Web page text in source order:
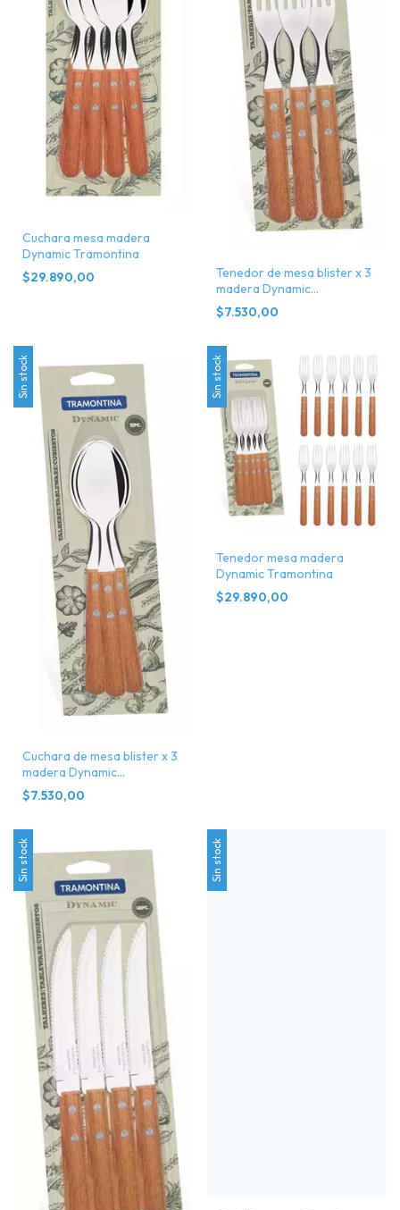
Cuchara mesa madera
Dynamic Tramontina
$29.890,00
Tenedor de mesa blister x 3
madera Dynamic
Tramontina
$7.530,00
Sin stock
Cuchara de mesa blister x 3
madera Dynamic
Tramontina
$7.530,00
Sin stock
Tenedor mesa madera
Dynamic Tramontina
$29.890,00
Sin stock Sin stock